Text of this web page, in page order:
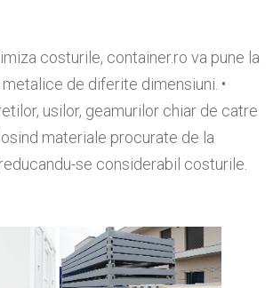
costurile, container.ro va pune la
de diferite dimensiuni. •
usilor, geamurilor chiar de catre
materiale procurate de la
se considerabil costurile.